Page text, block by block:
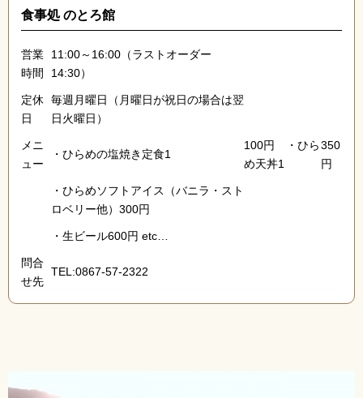
食事処 のとろ館
営業
時間
11:00～16:00（ラストオーダー
14:30）
定休
日
毎週月曜日（月曜日が祝日の場合は翌
日火曜日）
メニ
ュー
・ひらめの塩焼き定食1
100円 ・ひら
め天丼1
350
円
・ひらめソフトアイス（バニラ・スト
ロベリー他）300円
・生ビール600円 etc…
問合
せ先
TEL:0867-57-2322